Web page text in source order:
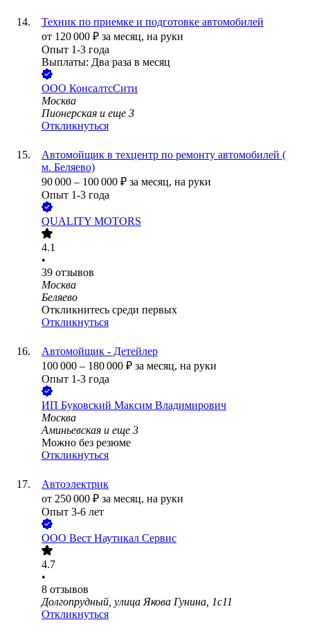
Техник по приемке и подготовке автомобилей
от 120 000 ₽ за месяц, на руки
Опыт 1-3 года
Выплаты: Два раза в месяц
ООО КонсалтсСити
Москва
Пионерская и еще 3
Откликнуться
Автомойщик в техцентр по ремонту автомобилей (
м. Беляево)
90 000 – 100 000 ₽ за месяц, на руки
Опыт 1-3 года
QUALITY MOTORS
4.1
•
39 отзывов
Москва
Беляево
Откликнитесь среди первых
Откликнуться
Автомойщик - Детейлер
100 000 – 180 000 ₽ за месяц, на руки
Опыт 1-3 года
ИП Буковский Максим Владимирович
Москва
Аминьевская и еще 3
Можно без резюме
Откликнуться
Автоэлектрик
от 250 000 ₽ за месяц, на руки
Опыт 3-6 лет
ООО Вест Наутикал Сервис
4.7
•
8 отзывов
Долгопрудный, улица Якова Гунина, 1с11
Откликнуться